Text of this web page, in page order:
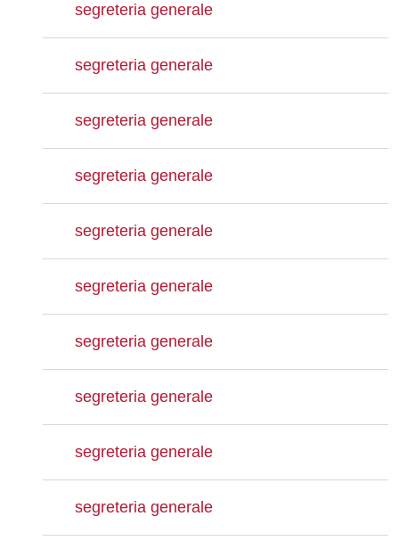
segreteria generale
segreteria generale
segreteria generale
segreteria generale
segreteria generale
segreteria generale
segreteria generale
segreteria generale
segreteria generale
segreteria generale